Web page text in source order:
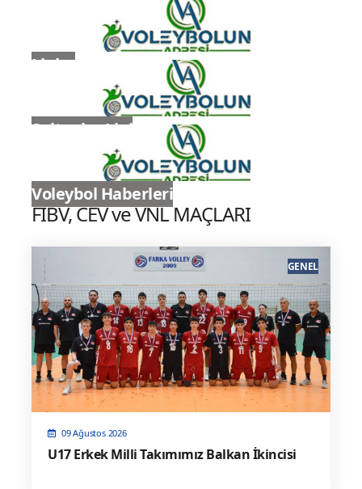
Ligler
Sultanlar Ligi
Voleybol Haberleri
FIBV, CEV ve VNL MAÇLARI
09 Ağustos 2026
U17 Erkek Milli Takımımız Balkan İkincisi
GENEL